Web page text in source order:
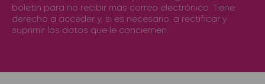
boletín para no recibir más correo electrónico. Tiene
derecho a acceder y, si es necesario, a rectificar y
suprimir los datos que le conciernen.